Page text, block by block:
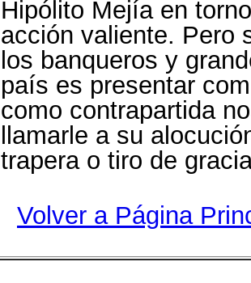
Hipólito Mejía en
acción valiente. Pero
los banqueros y
país es presentar
como contrapartida
llamarle a su
trapera o tiro de
Volver a Página